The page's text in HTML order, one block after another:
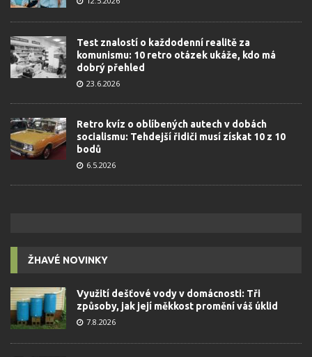
Test znalostí o každodenní realitě za
komunismu: 10 retro otázek ukáže, kdo má
dobrý přehled
23.6.2026
Retro kvíz o oblíbených autech v dobách
socialismu: Tehdejší řidiči musí získat 10 z 10
bodů
6.5.2026
ŽHAVÉ NOVINKY
Využití dešťové vody v domácnosti: Tři
způsoby, jak její měkkost promění váš úklid
7.8.2026